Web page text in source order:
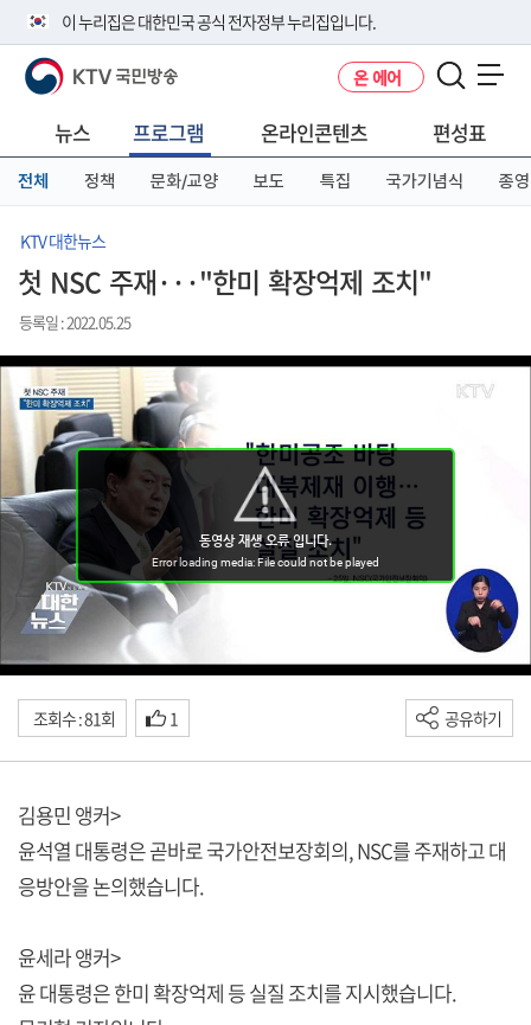
이 누리집은 대한민국 공식 전자정부 누리집입니다.
공식 누리집 주소 확인하기
니다.
이밖에 or.kr 또는 .kr등 다른 도메인 주소를 사용하고 있다면 아래 URL에
서 도메인 주소를 확인해 보세요
KTV 국민방송 온 에어
뉴스 프로그램 온라인콘텐츠 편성표
전체 정책 문화/교양 보도 특집 국가기념식 종영
KTV 대한뉴스
첫 NSC 주재···"한미 확장억제 조치"
등록일 : 2022.05.25
조회수 : 81회 1 공유하기
김용민 앵커>
윤석열 대통령은 곧바로 국가안전보장회의, NSC를 주재하고 대
응방안을 논의했습니다.
윤세라 앵커>
윤 대통령은 한미 확장억제 등 실질 조치를 지시했습니다.